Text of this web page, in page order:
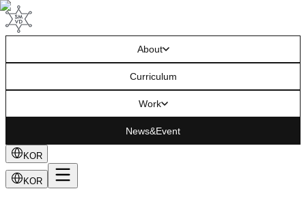
About
Curriculum
Work
News&Event
KOR
KOR